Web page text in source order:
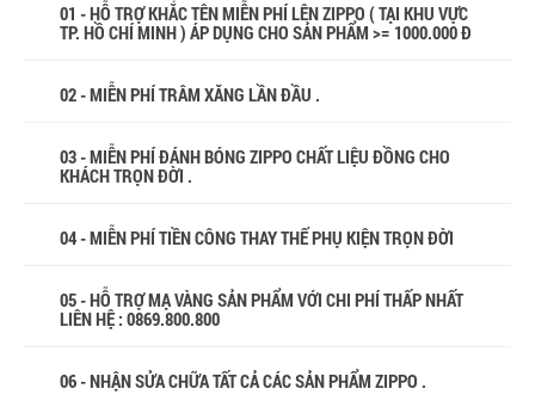
01 - HỖ TRỢ KHẮC TÊN MIỄN PHÍ LÊN ZIPPO ( TẠI KHU VỰC
TP. HỒ CHÍ MINH ) ÁP DỤNG CHO SẢN PHẨM >= 1000.000 Đ
02 - MIỄN PHÍ TRÂM XĂNG LẦN ĐẦU .
03 - MIỄN PHÍ ĐÁNH BÓNG ZIPPO CHẤT LIỆU ĐỒNG CHO
KHÁCH TRỌN ĐỜI .
04 - MIỄN PHÍ TIỀN CÔNG THAY THẾ PHỤ KIỆN TRỌN ĐỜI
05 - HỖ TRỢ MẠ VÀNG SẢN PHẨM VỚI CHI PHÍ THẤP NHẤT
LIÊN HỆ : 0869.800.800
06 - NHẬN SỬA CHỮA TẤT CẢ CÁC SẢN PHẨM ZIPPO .